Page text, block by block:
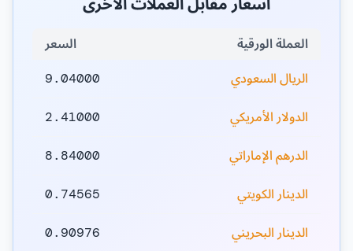
العملة الورقية
السعر
الريال السعودي
9.04000
الدولار الأمريكي 2.41000
الدرهم الإماراتي 8.84000
الدينار الكويتي 0.74565
الدينار البحريني 0.90976